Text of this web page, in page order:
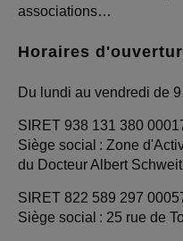
associations…
Horaires
Du lundi au vendredi de
SIRET 938 131 380
Siège social : Zone
du Docteur Albert
SIRET 822 589 297
Siège social : 25 rue de